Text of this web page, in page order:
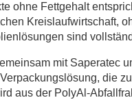
ohne Fettgehalt
Kreislaufwirtschaft,
sind
mit Saperatec
die
aus der PolyAl-